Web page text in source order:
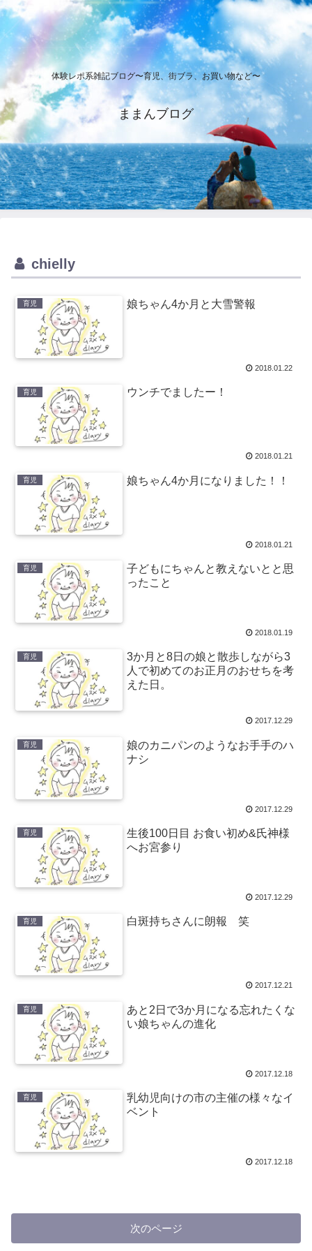
体験レポ系雑記ブログ〜育児、街ブラ、お買い物など〜
ままんブログ
chielly
育児 娘ちゃん4か月と大雪警報
2018.01.22
育児 ウンチでましたー！
2018.01.21
育児 娘ちゃん4か月になりました！！
2018.01.21
育児
子どもにちゃんと教えないとと思
ったこと
2018.01.19
育児
3か月と8日の娘と散歩しながら3
人で初めてのお正月のおせちを考
えた日。
2017.12.29
育児
娘のカニパンのようなお手手のハ
ナシ
2017.12.29
育児
生後100日目 お食い初め&氏神様
へお宮参り
2017.12.29
育児 白斑持ちさんに朗報 笑
2017.12.21
育児
あと2日で3か月になる忘れたくな
い娘ちゃんの進化
2017.12.18
育児
乳幼児向けの市の主催の様々なイ
ベント
2017.12.18
次のページ